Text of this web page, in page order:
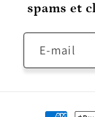
spams et
E-mail
Moyens